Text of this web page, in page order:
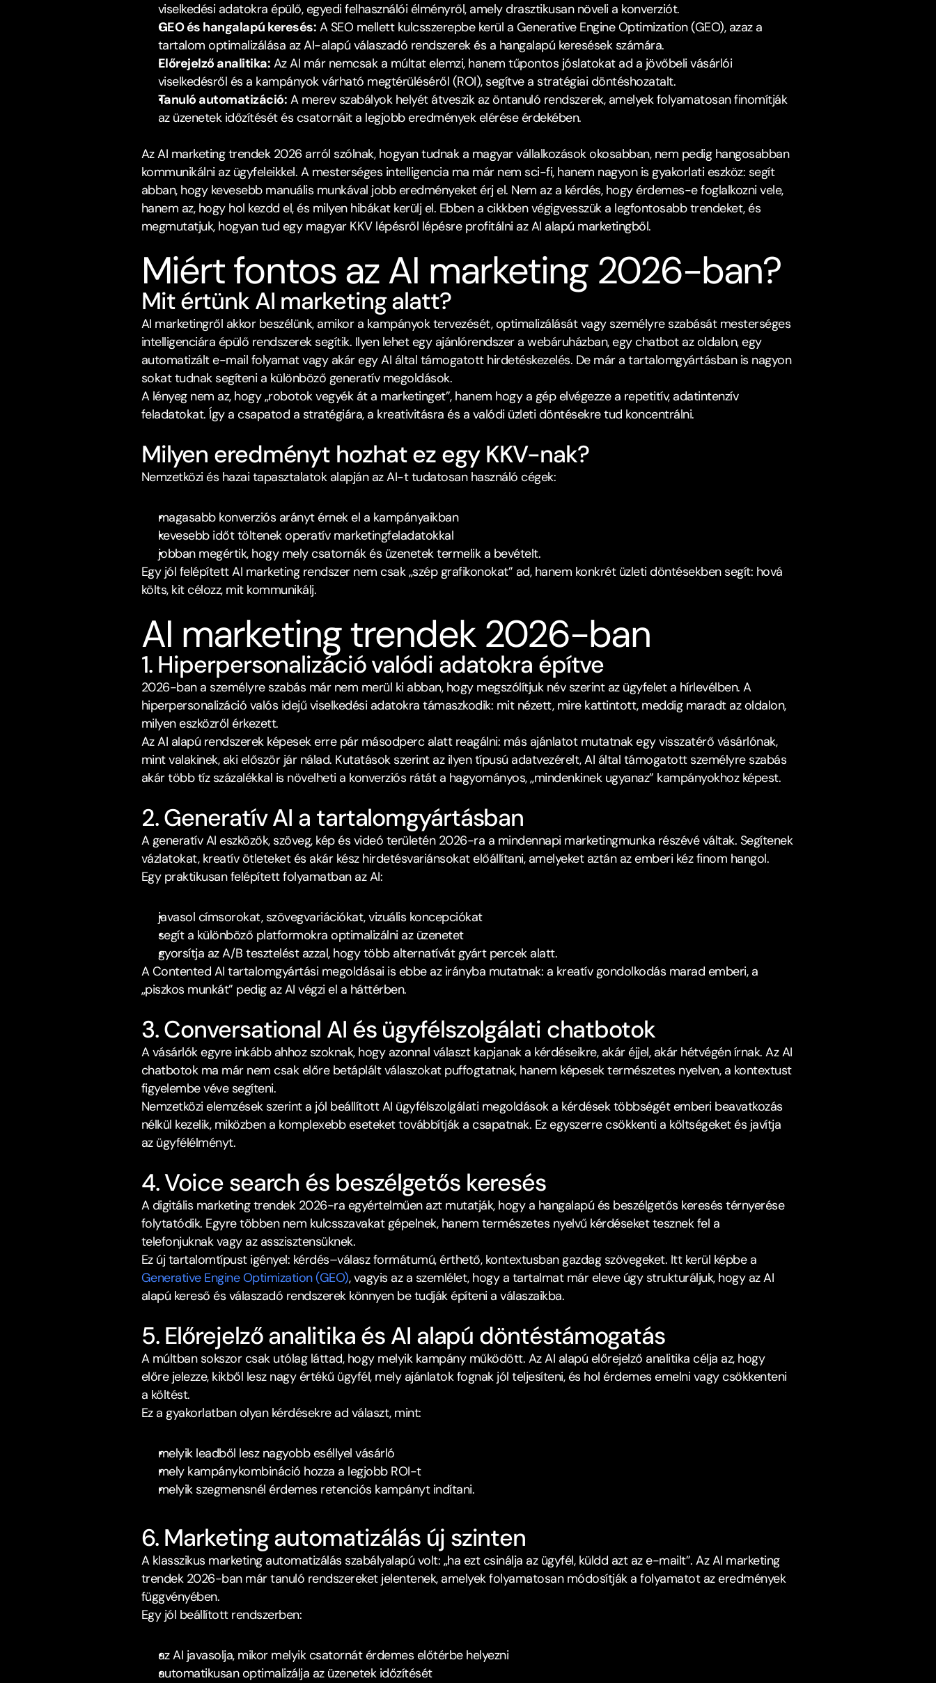
viselkedési adatokra épülő, egyedi felhasználói élményről, amely drasztikusan növeli a konverziót.
GEO és hangalapú keresés: A SEO mellett kulcsszerepbe kerül a Generative Engine Optimization (GEO), azaz a
tartalom optimalizálása az AI-alapú válaszadó rendszerek és a hangalapú keresések számára.
Előrejelző analitika: Az AI már nemcsak a múltat elemzi, hanem tűpontos jóslatokat ad a jövőbeli vásárlói
viselkedésről és a kampányok várható megtérüléséről (ROI), segítve a stratégiai döntéshozatalt.
Tanuló automatizáció: A merev szabályok helyét átveszik az öntanuló rendszerek, amelyek folyamatosan finomítják
az üzenetek időzítését és csatornáit a legjobb eredmények elérése érdekében.
Az AI marketing trendek 2026﻿ arról szólnak, hogyan tudnak a magyar vállalkozások okosabban, nem pedig hangosabban
kommunikálni az ügyfeleikkel. A mesterséges intelligencia ma már nem sci-fi, hanem nagyon is gyakorlati eszköz: segít
abban, hogy kevesebb manuális munkával jobb eredményeket érj el. Nem az a kérdés, hogy érdemes-e foglalkozni vele,
hanem az, hogy hol kezdd el, és milyen hibákat kerülj el. Ebben a cikkben végigvesszük a legfontosabb trendeket, és
megmutatjuk, hogyan tud egy magyar KKV lépésről lépésre profitálni az AI alapú marketingből.​
Miért fontos az AI marketing 2026-ban?﻿
Mit értünk AI marketing alatt?﻿
AI marketingről akkor beszélünk, amikor a kampányok tervezését, optimalizálását vagy személyre szabását mesterséges
intelligenciára épülő rendszerek segítik. Ilyen lehet egy ajánlórendszer a webáruházban, egy chatbot az oldalon, egy
automatizált e-mail folyamat vagy akár egy AI által támogatott hirdetéskezelés.​ De már a tartalomgyártásban is nagyon
sokat tudnak segíteni a különböző generatív megoldások.
A lényeg nem az, hogy „robotok vegyék át a marketinget”, hanem hogy a gép elvégezze a repetitív, adatintenzív
feladatokat. Így a csapatod a stratégiára, a kreativitásra és a valódi üzleti döntésekre tud koncentrálni.​
Milyen eredményt hozhat ez egy KKV-nak?﻿
Nemzetközi és hazai tapasztalatok alapján az AI-t tudatosan használó cégek:
magasabb konverziós arányt érnek el a kampányaikban
kevesebb időt töltenek operatív marketingfeladatokkal
jobban megértik, hogy mely csatornák és üzenetek termelik a bevételt.​
Egy jól felépített AI marketing rendszer nem csak „szép grafikonokat” ad, hanem konkrét üzleti döntésekben segít: hová
költs, kit célozz, mit kommunikálj.
AI marketing trendek 2026-ban﻿
1. Hiperpersonalizáció valódi adatokra építve﻿
2026-ban a személyre szabás már nem merül ki abban, hogy megszólítjuk név szerint az ügyfelet a hírlevélben. A
hiperpersonalizáció valós idejű viselkedési adatokra támaszkodik: mit nézett, mire kattintott, meddig maradt az oldalon,
milyen eszközről érkezett.​
Az AI alapú rendszerek képesek erre pár másodperc alatt reagálni: más ajánlatot mutatnak egy visszatérő vásárlónak,
mint valakinek, aki először jár nálad. Kutatások szerint az ilyen típusú adatvezérelt, AI által támogatott személyre szabás
akár több tíz százalékkal is növelheti a konverziós rátát a hagyományos, „mindenkinek ugyanaz” kampányokhoz képest.​
2. Generatív AI a tartalomgyártásban﻿
A generatív AI eszközök, szöveg, kép és videó területén 2026-ra a mindennapi marketingmunka részévé váltak. Segítenek
vázlatokat, kreatív ötleteket és akár kész hirdetésvariánsokat előállítani, amelyeket aztán az emberi kéz finom hangol.​
Egy praktikusan felépített folyamatban az AI:
javasol címsorokat, szövegvariációkat, vizuális koncepciókat
segít a különböző platformokra optimalizálni az üzenetet
gyorsítja az A/B tesztelést azzal, hogy több alternatívát gyárt percek alatt.​
A Contented﻿ AI tartalomgyártási megoldásai is ebbe az irányba mutatnak: a kreatív gondolkodás marad emberi, a
„piszkos munkát” pedig az AI végzi el a háttérben.
3. Conversational AI és ügyfélszolgálati chatbotok﻿
A vásárlók egyre inkább ahhoz szoknak, hogy azonnal választ kapjanak a kérdéseikre, akár éjjel, akár hétvégén írnak. Az AI
chatbotok ma már nem csak előre betáplált válaszokat puffogtatnak, hanem képesek természetes nyelven, a kontextust
figyelembe véve segíteni.​
Nemzetközi elemzések szerint a jól beállított AI ügyfélszolgálati megoldások a kérdések többségét emberi beavatkozás
nélkül kezelik, miközben a komplexebb eseteket továbbítják a csapatnak. Ez egyszerre csökkenti a költségeket és javítja
az ügyfélélményt.​
4. Voice search és beszélgetős keresés﻿
A digitális marketing trendek 2026-ra egyértelműen azt mutatják, hogy a hangalapú és beszélgetős keresés térnyerése
folytatódik. Egyre többen nem kulcsszavakat gépelnek, hanem természetes nyelvű kérdéseket tesznek fel a
telefonjuknak vagy az asszisztensüknek.​
Generative Engine Optimization (GEO)﻿, vagyis az a szemlélet, hogy a tartalmat már eleve úgy strukturáljuk, hogy az AI
alapú kereső és válaszadó rendszerek könnyen be tudják építeni a válaszaikba.​
5. Előrejelző analitika és AI alapú döntéstámogatás﻿
A múltban sokszor csak utólag láttad, hogy melyik kampány működött. Az AI alapú előrejelző analitika célja az, hogy
előre jelezze, kikből lesz nagy értékű ügyfél, mely ajánlatok fognak jól teljesíteni, és hol érdemes emelni vagy csökkenteni
a költést.​
Ez a gyakorlatban olyan kérdésekre ad választ, mint:
melyik leadből lesz nagyobb eséllyel vásárló
mely kampánykombináció hozza a legjobb ROI-t
melyik szegmensnél érdemes retenciós kampányt indítani.​
6. Marketing automatizálás új szinten﻿
A klasszikus marketing automatizálás szabályalapú volt: „ha ezt csinálja az ügyfél, küldd azt az e-mailt”. Az AI marketing
trendek 2026-ban már tanuló rendszereket jelentenek, amelyek folyamatosan módosítják a folyamatot az eredmények
függvényében.​
Egy jól beállított rendszerben:
az AI javasolja, mikor melyik csatornát érdemes előtérbe helyezni
automatikusan optimalizálja az üzenetek időzítését